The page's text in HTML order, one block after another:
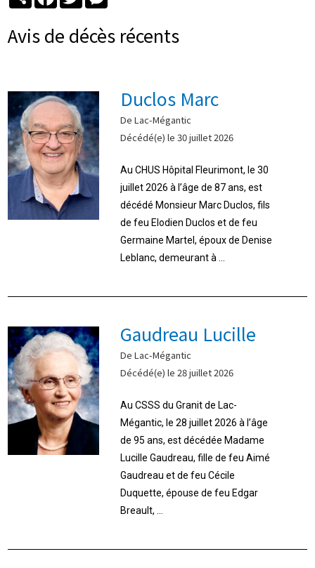
Avis de décès récents
Duclos Marc
De Lac-Mégantic
Décédé(e) le 30 juillet 2026
Au CHUS Hôpital Fleurimont, le 30
juillet 2026 à l’âge de 87 ans, est
décédé Monsieur Marc Duclos, fils
de feu Elodien Duclos et de feu
Germaine Martel, époux de Denise
Leblanc, demeurant à ...
Gaudreau Lucille
De Lac-Mégantic
Décédé(e) le 28 juillet 2026
Au CSSS du Granit de Lac-
Mégantic, le 28 juillet 2026 à l’âge
de 95 ans, est décédée Madame
Lucille Gaudreau, fille de feu Aimé
Gaudreau et de feu Cécile
Duquette, épouse de feu Edgar
Breault, ...